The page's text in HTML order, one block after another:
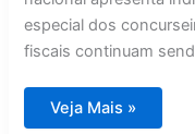
especial dos
fiscais continuam
Principais
temas
Veja Mais »